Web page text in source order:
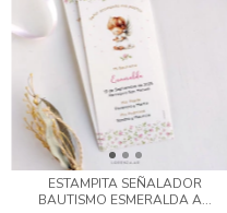
ESTAMPITA SEÑALADOR
BAUTISMO ESMERALDA A...